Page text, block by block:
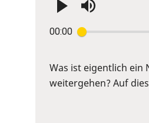
00:00
Enter
Space
to
Was ist eigentlich ein
weitergehen? Auf